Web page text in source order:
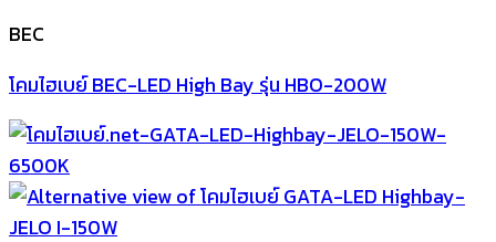
BEC
โคมไฮเบย์ BEC-LED High Bay รุ่น HBO-200W